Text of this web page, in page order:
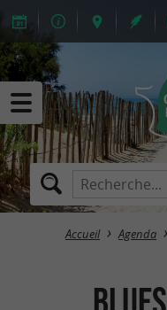
Accueil Agenda